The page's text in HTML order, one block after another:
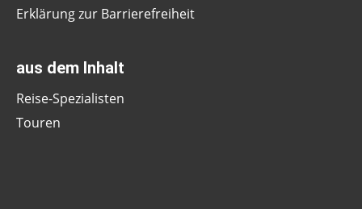
Erklärung zur Barrierefreiheit
aus dem Inhalt
Reise-Spezialisten
Touren